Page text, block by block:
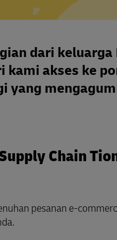
dari keluarga
kami akses ke
yang
Chain
pesanan e-